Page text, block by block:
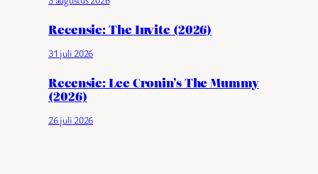
Recensie: The Invite (2026)
31 juli 2026
Recensie: Lee Cronin’s The Mummy
(2026)
26 juli 2026